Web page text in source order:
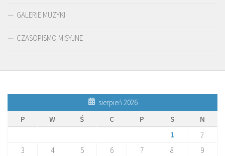
GALERIE MUZYKI
CZASOPISMO MISYJNE
sierpień 2026
P
W Ś C P S
N
1
2
3
4 5 6 7 8
9